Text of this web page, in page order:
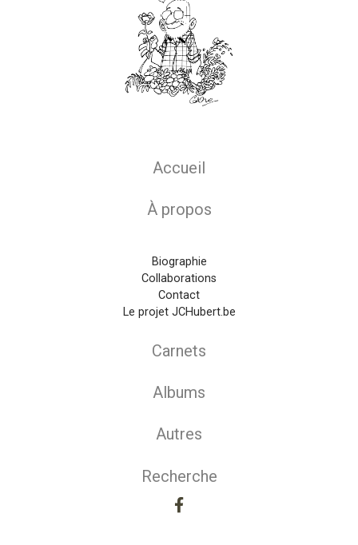
Accueil
À propos
Biographie
Collaborations
Contact
Le projet JCHubert.be
Carnets
Albums
Autres
Recherche